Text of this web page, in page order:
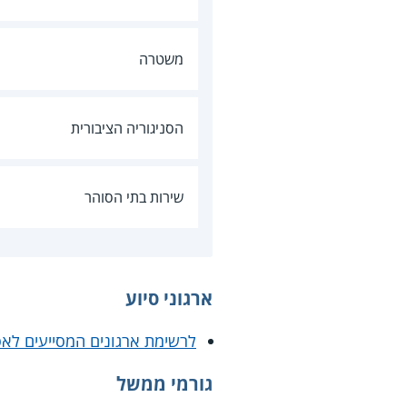
משטרה
הסניגוריה הציבורית
שירות בתי הסוהר
ארגוני סיוע
לרשימת ארגונים המסייעים
גורמי ממשל